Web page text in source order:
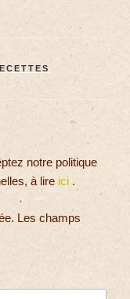
notre politique
à lire ici .
Les champs